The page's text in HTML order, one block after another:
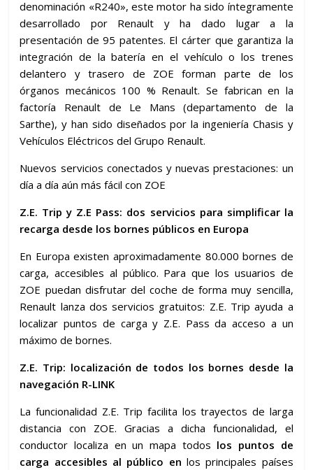
denominación «R240», este motor ha sido íntegramente
desarrollado por Renault y ha dado lugar a la
presentación de 95 patentes. El cárter que garantiza la
integración de la batería en el vehículo o los trenes
delantero y trasero de ZOE forman parte de los
órganos mecánicos 100 % Renault. Se fabrican en la
factoría Renault de Le Mans (departamento de la
Sarthe), y han sido diseñados por la ingeniería Chasis y
Vehículos Eléctricos del Grupo Renault.
Nuevos servicios conectados y nuevas prestaciones: un
día a día aún más fácil con ZOE
Z.E. Trip y Z.E Pass: dos servicios para simplificar la
recarga desde los bornes públicos en Europa
En Europa existen aproximadamente 80.000 bornes de
carga, accesibles al público. Para que los usuarios de
ZOE puedan disfrutar del coche de forma muy sencilla,
Renault lanza dos servicios gratuitos: Z.E. Trip ayuda a
localizar puntos de carga y Z.E. Pass da acceso a un
máximo de bornes.
Z.E. Trip: localización de todos los bornes desde la
navegación R-LINK
La funcionalidad Z.E. Trip facilita los trayectos de larga
distancia con ZOE. Gracias a dicha funcionalidad, el
conductor localiza en un mapa todos los puntos de
carga accesibles al público en los principales países